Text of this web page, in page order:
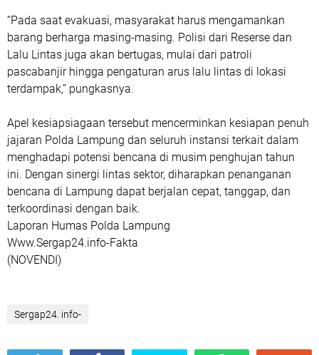
“Pada saat evakuasi, masyarakat harus mengamankan
barang berharga masing-masing. Polisi dari Reserse dan
Lalu Lintas juga akan bertugas, mulai dari patroli
pascabanjir hingga pengaturan arus lalu lintas di lokasi
terdampak,” pungkasnya.
Apel kesiapsiagaan tersebut mencerminkan kesiapan penuh
jajaran Polda Lampung dan seluruh instansi terkait dalam
menghadapi potensi bencana di musim penghujan tahun
ini. Dengan sinergi lintas sektor, diharapkan penanganan
bencana di Lampung dapat berjalan cepat, tanggap, dan
terkoordinasi dengan baik.
Laporan Humas Polda Lampung
Www.Sergap24.info-Fakta
(NOVENDI)
Sergap24. info-